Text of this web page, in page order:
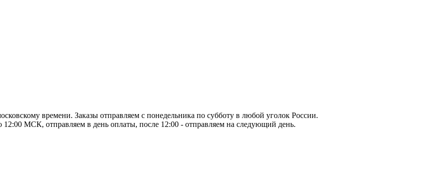
времени. Заказы отправляем с понедельника по субботу в любой уголок России.
12:00 МСК, отправляем в день оплаты, после 12:00 - отправляем на следующий день.